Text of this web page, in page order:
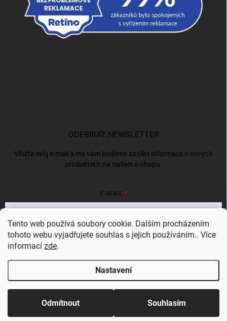
Tento web používá soubory cookie. Dalším procházením
tohoto webu vyjadřujete souhlas s jejich používáním.. Více
informací zde.
Nastavení
Odmítnout Souhlasím
ODEBÍRAT NEWSLETTER
Vložte svůj e-mail a my vám budeme zasílat informace o nových
produktech na našem e-shopu.
E-MAIL
Vložením e-mailu souhlasíte s
Přihlásit se
Vytvořil Shoptet Premium
Copyright 2026 . Všechna práva vyhrazena.